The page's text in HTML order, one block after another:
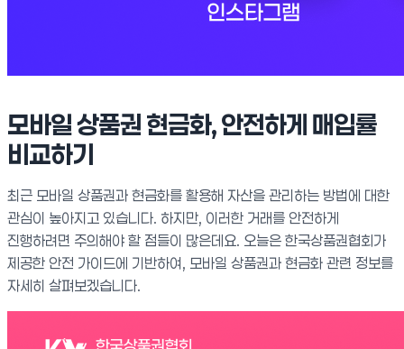
모바일 상품권 현금화, 안전하게 매입률
비교하기
최근 모바일 상품권과 현금화를 활용해 자산을 관리하는 방법에 대한
관심이 높아지고 있습니다. 하지만, 이러한 거래를 안전하게
진행하려면 주의해야 할 점들이 많은데요. 오늘은 한국상품권협회가
제공한 안전 가이드에 기반하여, 모바일 상품권과 현금화 관련 정보를
자세히 살펴보겠습니다.